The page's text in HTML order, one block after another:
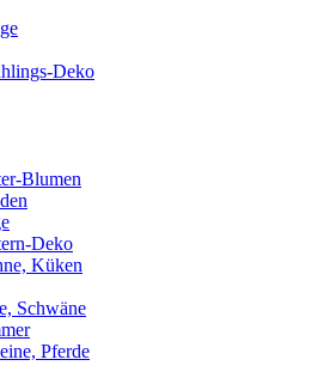
Deko
Blumen
Deko
Küken
Schwäne
Pferde